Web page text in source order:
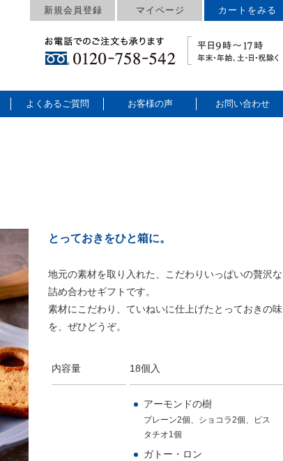
カートをみる
マイページ
新規会員登録
よくあるご質問 お客様の声 お問い合わせ
とっておきをひと箱に。
地元の素材を取り入れた、こだわりいっぱいの贅沢な
詰め合わせギフトです。
素材にこだわり、ていねいに仕上げたとっておきの味
を、ぜひどうぞ。
内容量 18個入
アーモンドの樹
プレーン2個、ショコラ2個、ピス
タチオ1個
ガトー・ロン